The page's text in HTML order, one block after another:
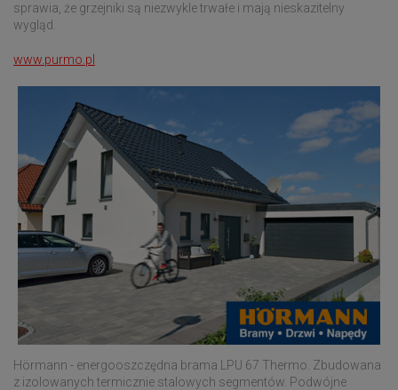
sprawia, że grzejniki są niezwykle trwałe i mają nieskazitelny
wygląd.
www.purmo.pl
Hörmann - energooszczędna brama LPU 67 Thermo. Zbudowana
z izolowanych termicznie stalowych segmentów. Podwójne